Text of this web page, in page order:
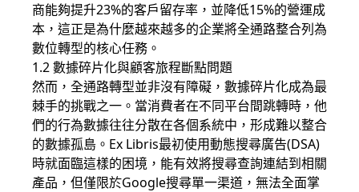
商能夠提升23%的客戶留存率，並降低15%的營運成
本，這正是為什麼越來越多的企業將全通路整合列為
數位轉型的核心任務。
1.2 數據碎片化與顧客旅程斷點問題
然而，全通路轉型並非沒有障礙，數據碎片化成為最
棘手的挑戰之一。當消費者在不同平台間跳轉時，他
們的行為數據往往分散在各個系統中，形成難以整合
的數據孤島。Ex Libris最初使用動態搜尋廣告(DSA)
時就面臨這樣的困境，能有效將搜尋查詢連結到相關
產品，但僅限於Google搜尋單一渠道，無法全面掌